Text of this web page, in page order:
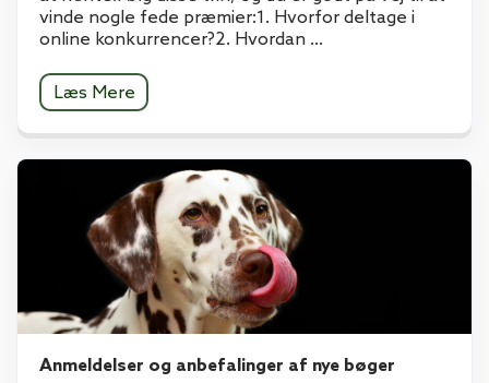
vinde nogle fede præmier:1. Hvorfor deltage i
online konkurrencer?2. Hvordan ...
Læs Mere
Anmeldelser og anbefalinger af nye bøger